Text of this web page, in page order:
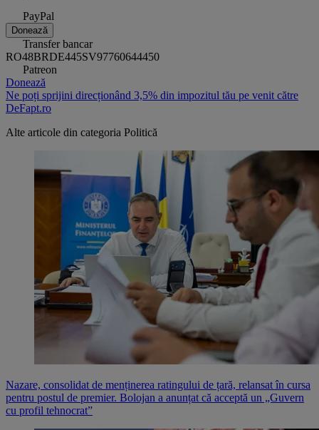
PayPal
Donează
Transfer bancar
RO48BRDE445SV97760644450
Patreon
Donează
Ne poți sprijini direcționând 3,5% din impozitul tău pe venit către
DeFapt.ro
Alte articole din categoria Politică
Nazare, consolidat de menținerea ratingului de țară, relansat în cursa
pentru postul de premier. Bolojan a anunțat că acceptă un „Guvern
cu profil tehnocrat”